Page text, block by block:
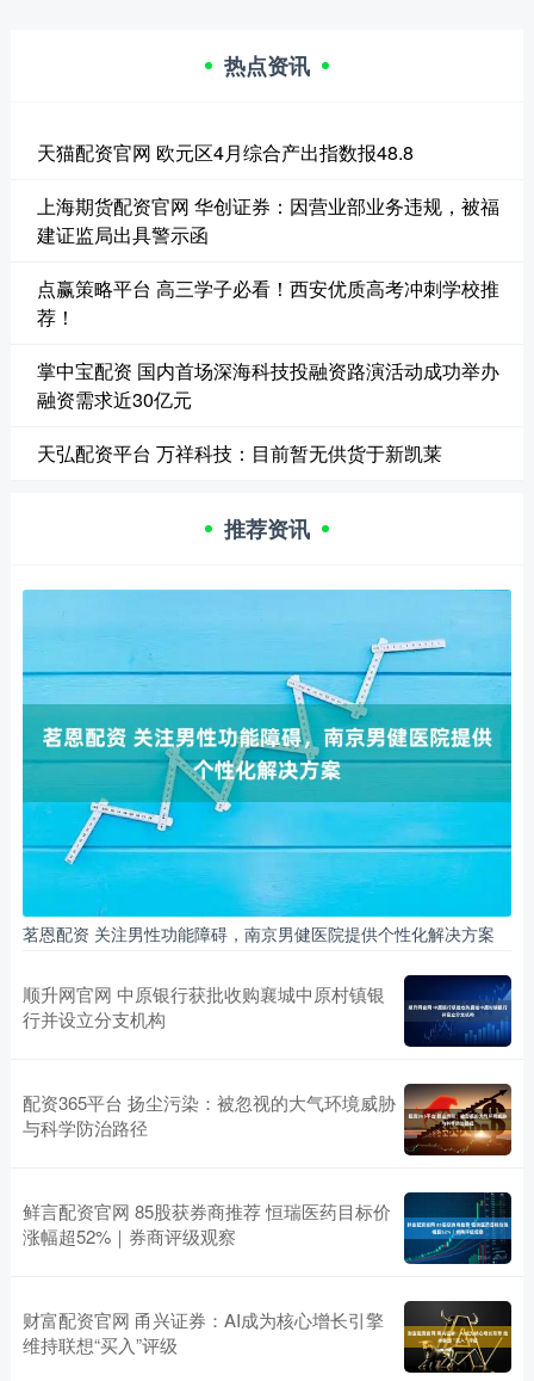
热点资讯
天猫配资官网 欧元区4月综合产出指数报48.8
上海期货配资官网 华创证券：因营业部业务违规，被福
建证监局出具警示函
点赢策略平台 高三学子必看！西安优质高考冲刺学校推
荐！
掌中宝配资 国内首场深海科技投融资路演活动成功举办
融资需求近30亿元
天弘配资平台 万祥科技：目前暂无供货于新凯莱
推荐资讯
茗恩配资 关注男性功能障碍，南京男健医院提供个性化解决方案
顺升网官网 中原银行获批收购襄城中原村镇银
行并设立分支机构
配资365平台 扬尘污染：被忽视的大气环境威胁
与科学防治路径
鲜言配资官网 85股获券商推荐 恒瑞医药目标价
涨幅超52%｜券商评级观察
财富配资官网 甬兴证券：AI成为核心增长引擎
维持联想“买入”评级